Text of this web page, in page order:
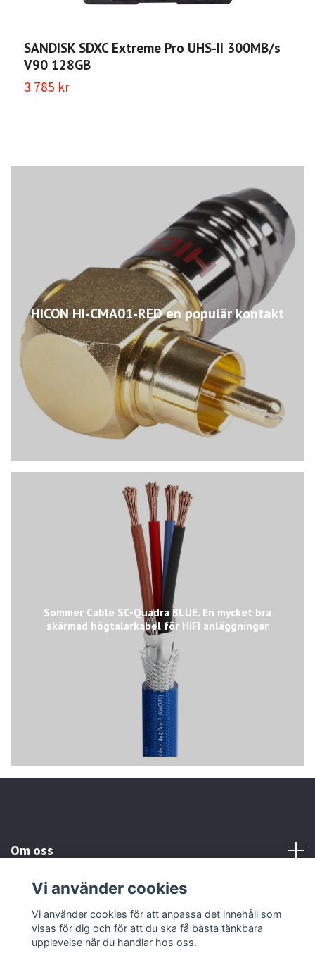
HICON HI-CMA01-RED en populär kontakt
Sommer Cable SC-Quadra BLUE. En mycket bra
skärmad högtalarkabel för HiFI anläggningar
SANDISK SDXC Extreme Pro UHS-II 300MB/s
V90 128GB
3 785 kr
Om oss
Kundtjänst
Läs mer
Vi använder cookies
Vi använder cookies för att anpassa det innehåll som
visas för dig och för att du ska få bästa tänkbara
upplevelse när du handlar hos oss.